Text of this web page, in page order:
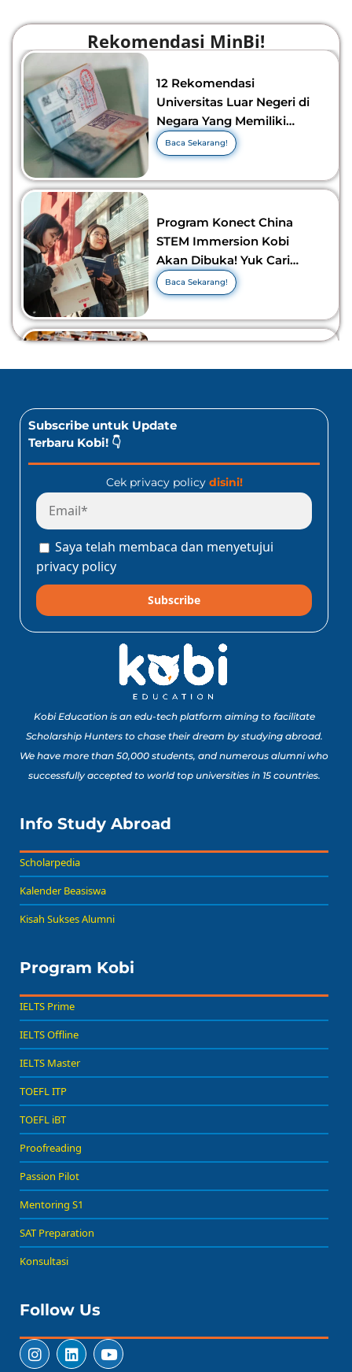
Rekomendasi MinBi!
12 Rekomendasi
Universitas Luar Negeri di
Negara Yang Memiliki
Visa Murah di 2026-2027!
Baca Sekarang!
Program Konect China
STEM Immersion Kobi
Akan Dibuka! Yuk Cari
Tahu Info Selengkapnya!
Baca Sekarang!
Jangan Kelewatan!
Baca Sekarang!
Program Konect Kobi
Edukatif ke Jepang!
10 Lomba Jurusan
Matematika untuk
Portofolio Anak SMA
Buat Study Abroad Yang
8 Lomba Jurusan
Psikologi untuk
Buat Persiapan Study
Baca Sekarang!
Subscribe untuk Update
Terbaru Kobi! 👇
Cek privacy policy disini!
Saya telah membaca dan menyetujui
privacy policy
Subscribe
Kobi Education is an edu-tech platform aiming to facilitate
Scholarship Hunters to chase their dream by studying abroad.
We have more than 50,000 students, and numerous alumni who
successfully accepted to world top universities in 15 countries.
Info Study Abroad
Scholarpedia
Kalender Beasiswa
Kisah Sukses Alumni
Program Kobi
IELTS Prime
IELTS Offline
IELTS Master
TOEFL ITP
TOEFL iBT
Proofreading
Passion Pilot
Mentoring S1
SAT Preparation
Konsultasi
Follow Us